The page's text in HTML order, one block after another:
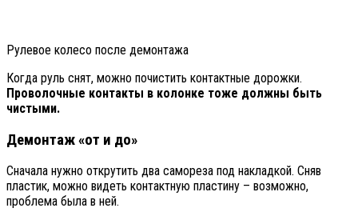
Рулевое колесо после демонтажа
Когда руль снят, можно почистить контактные дорожки.
Проволочные контакты в колонке тоже должны быть
чистыми.
Демонтаж «от и до»
Сначала нужно открутить два самореза под накладкой. Сняв
пластик, можно видеть контактную пластину – возможно,
проблема была в ней.